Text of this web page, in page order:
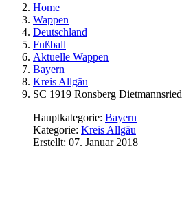
Home
Wappen
Deutschland
Fußball
Aktuelle Wappen
Bayern
Kreis Allgäu
SC 1919 Ronsberg Dietmannsried
Hauptkategorie: Bayern
Kategorie: Kreis Allgäu
Erstellt: 07. Januar 2018